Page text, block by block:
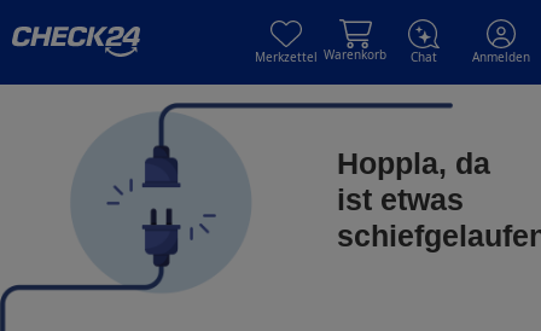
Merkzettel Warenkorb Chat Anmelden
Hoppla, da
ist etwas